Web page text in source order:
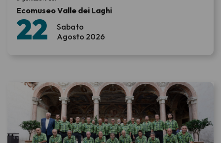
Sabato
22 Agosto 2026
Ecomuseo Valle dei Laghi